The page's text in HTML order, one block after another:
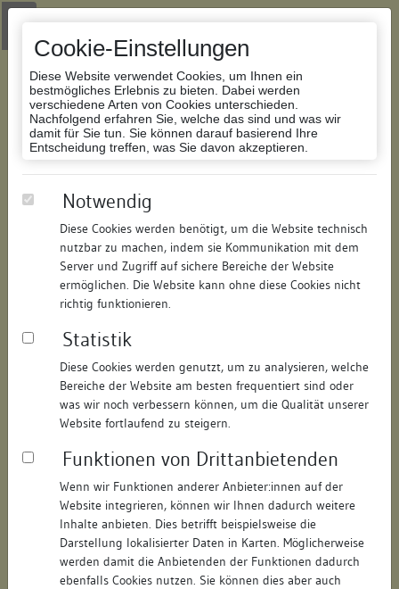
Cookie-Einstellungen
Diese Website verwendet Cookies, um Ihnen ein
bestmögliches Erlebnis zu bieten. Dabei werden
verschiedene Arten von Cookies unterschieden.
Nachfolgend erfahren Sie, welche das sind und was wir
damit für Sie tun. Sie können darauf basierend Ihre
Entscheidung treffen, was Sie davon akzeptieren.
Notwendig
Diese Cookies werden benötigt, um die Website technisch
nutzbar zu machen, indem sie Kommunikation mit dem
Server und Zugriff auf sichere Bereiche der Website
ermöglichen. Die Website kann ohne diese Cookies nicht
richtig funktionieren.
Statistik
Diese Cookies werden genutzt, um zu analysieren, welche
Bereiche der Website am besten frequentiert sind oder
was wir noch verbessern können, um die Qualität unserer
Website fortlaufend zu steigern.
Funktionen von Drittanbietenden
Wenn wir Funktionen anderer Anbieter:innen auf der
Website integrieren, können wir Ihnen dadurch weitere
Inhalte anbieten. Dies betrifft beispielsweise die
Darstellung lokalisierter Daten in Karten. Möglicherweise
werden damit die Anbietenden der Funktionen dadurch
ebenfalls Cookies nutzen. Sie können dies aber auch
Zur Navigation springen
Zum Inhalt der Website springen
Datenbank Bauforschung/Restaurierung
205348197815/Datum:31.07.2025
Datenbestand:
Bauforschung
Als PDF herunterladen:
Objektdaten
Straße: Untere Laube
Hausnummer: 47
Postleitzahl: 78462
Stadt-Teilort: Konstanz
Regierungsbezirk: Freiburg
Konstanz (Landkreis)